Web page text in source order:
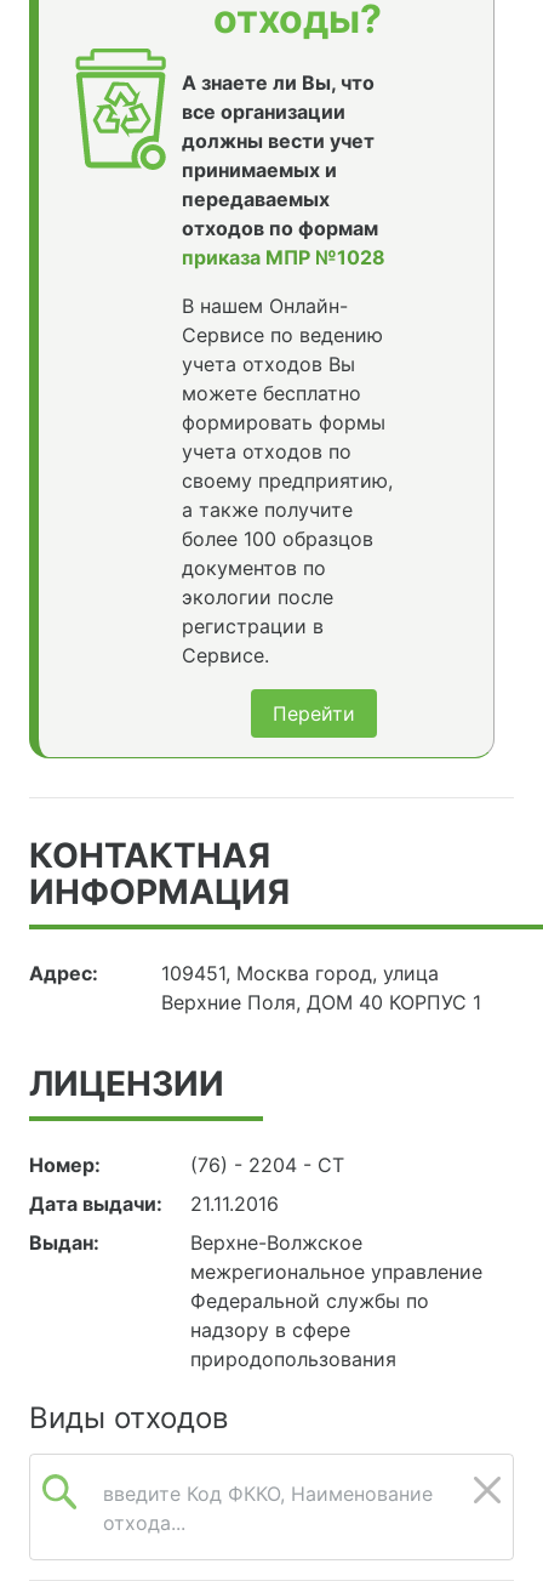
отходы?
А знаете ли Вы, что
все организации
должны вести учет
принимаемых и
передаваемых
отходов по формам
приказа МПР №1028
В нашем Онлайн-
Сервисе по ведению
учета отходов Вы
можете бесплатно
формировать формы
учета отходов по
своему предприятию,
а также получите
более 100 образцов
документов по
экологии после
регистрации в
Сервисе.
Перейти
КОНТАКТНАЯ
ИНФОРМАЦИЯ
Адрес:
109451, Москва город, улица
Верхние Поля, ДОМ 40 КОРПУС 1
ЛИЦЕНЗИИ
Номер:
(76) - 2204 - СТ
Дата выдачи:
21.11.2016
Выдан:
Верхне-Волжское
межрегиональное управление
Федеральной службы по
надзору в сфере
природопользования
Виды отходов
введите Код ФККО, Наименование
отхода...